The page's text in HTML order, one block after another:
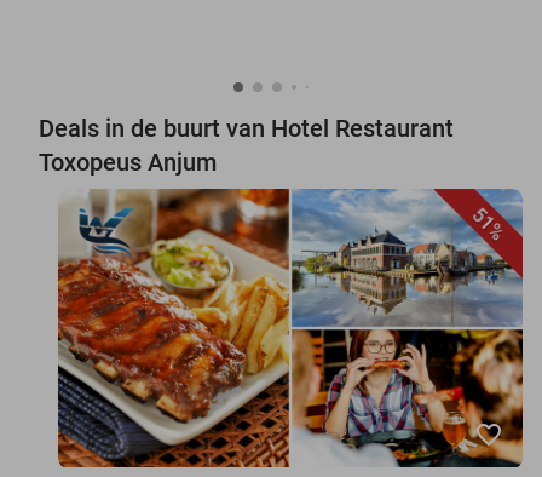
Deals in de buurt van Hotel Restaurant
Toxopeus Anjum
51%
favorite_border